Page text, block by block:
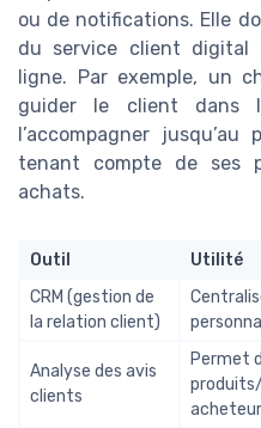
ou de notifications. Elle
du service client digital
ligne. Par exemple, un
guider le client dans
l’accompagner
tenant compte de ses
achats.
Outil
Utilité
CRM (gestion de
la relation client)
Analyse des avis
clients
Permet